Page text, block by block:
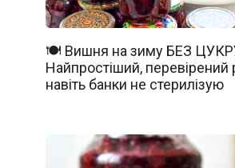
🍽️ Вишня на зиму БЕЗ
Найпростіший, перевірений
навіть банки не стерилізую